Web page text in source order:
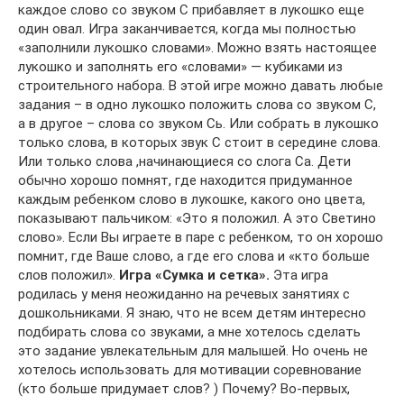
каждое слово со звуком С прибавляет в лукошко еще
один овал. Игра заканчивается, когда мы полностью
«заполнили лукошко словами». Можно взять настоящее
лукошко и заполнять его «словами» — кубиками из
строительного набора. В этой игре можно давать любые
задания – в одно лукошко положить слова со звуком С,
а в другое – слова со звуком Сь. Или собрать в лукошко
только слова, в которых звук С стоит в середине слова.
Или только слова ,начинающиеся со слога Са. Дети
обычно хорошо помнят, где находится придуманное
каждым ребенком слово в лукошке, какого оно цвета,
показывают пальчиком: «Это я положил. А это Светино
слово». Если Вы играете в паре с ребенком, то он хорошо
помнит, где Ваше слово, а где его слова и «кто больше
слов положил». Игра «Сумка и сетка». Эта игра
родилась у меня неожиданно на речевых занятиях с
дошкольниками. Я знаю, что не всем детям интересно
подбирать слова со звуками, а мне хотелось сделать
это задание увлекательным для малышей. Но очень не
хотелось использовать для мотивации соревнование
(кто больше придумает слов? ) Почему? Во-первых,